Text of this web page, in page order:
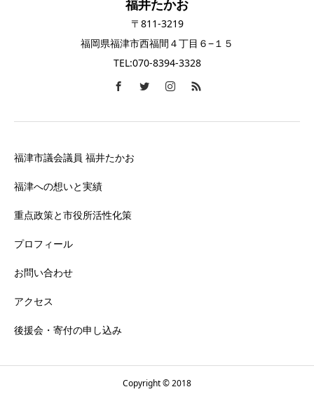
福井たかお
〒811-3219
福岡県福津市西福間４丁目６−１５
TEL:070-8394-3328
福津市議会議員 福井たかお
福津への想いと実績
重点政策と市役所活性化策
プロフィール
お問い合わせ
アクセス
後援会・寄付の申し込み
Copyright © 2018